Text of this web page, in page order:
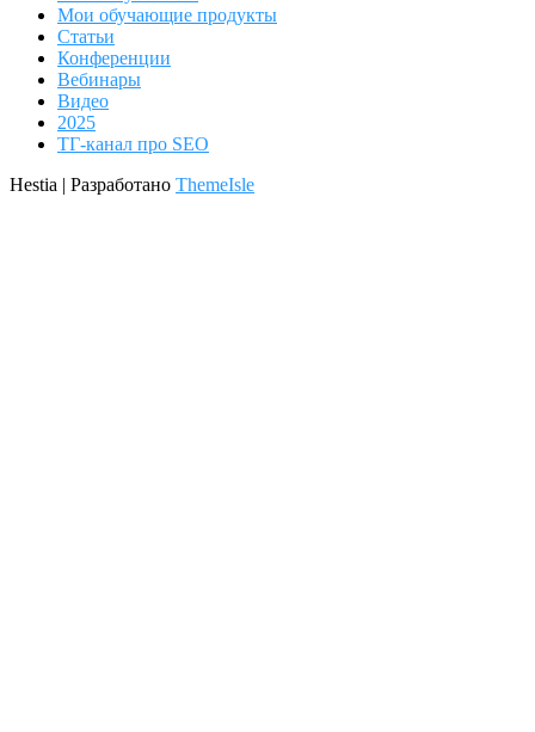
Мои обучающие продукты
Статьи
Конференции
Вебинары
Видео
2025
ТГ-канал про SEO
Hestia | Разработано ThemeIsle